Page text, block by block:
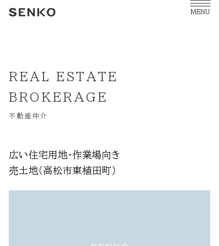
MENU
REAL ESTATE
BROKERAGE
不動産仲介
広い住宅用地・作業場向き
売土地（高松市東植田町）